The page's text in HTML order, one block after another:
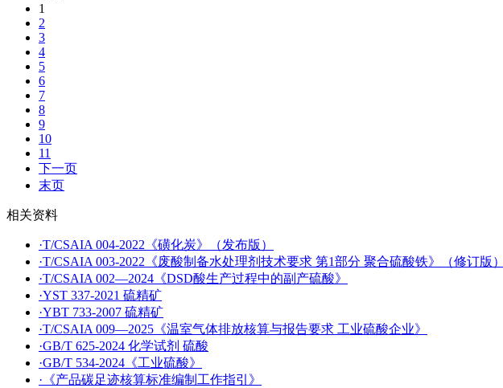
1
2
3
4
5
6
7
8
9
10
11
下一页
末页
相关资料
·T/CSAIA 004-2022《磺化炭》（发布版）
·T/CSAIA 003-2022《废酸制备水处理剂技术要求 第1部分 聚合硫酸铁》（修订版）
·T/CSAIA 002—2024《DSD酸生产过程中的副产硫酸》
·YST 337-2021 硫精矿
·YBT 733-2007 硫精矿
·T/CSAIA 009—2025《温室气体排放核算与报告要求 工业硫酸企业》
·GB/T 625-2024 化学试剂 硫酸
·GB/T 534-2024《工业硫酸》
·《产品碳足迹核算标准编制工作指引》